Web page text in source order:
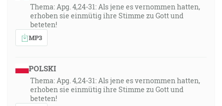
Thema: Apg. 4,24-31: Als jene es vernommen hatten,
erhoben sie einmütig ihre Stimme zu Gott und
beteten!
MP3
POLSKI
Thema: Apg. 4,24-31: Als jene es vernommen hatten,
erhoben sie einmütig ihre Stimme zu Gott und
beteten!